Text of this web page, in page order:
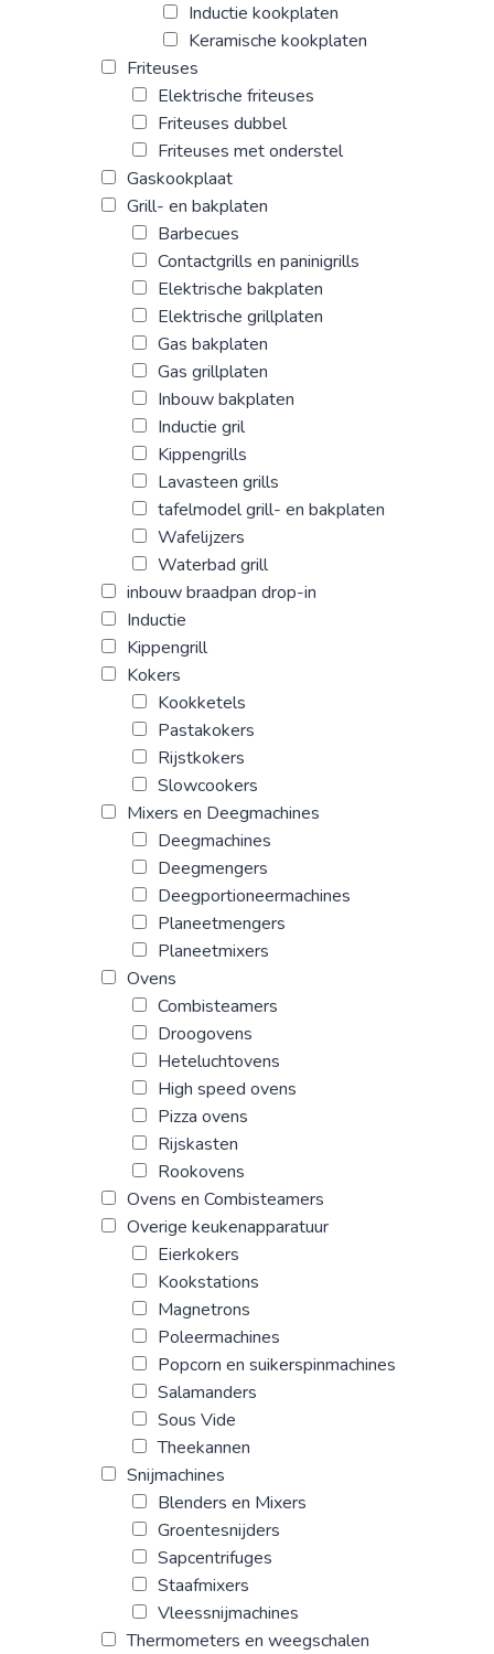
Inductie kookplaten
Keramische kookplaten
Friteuses
Elektrische friteuses
Friteuses dubbel
Friteuses met onderstel
Gaskookplaat
Grill- en bakplaten
Barbecues
Contactgrills en paninigrills
Elektrische bakplaten
Elektrische grillplaten
Gas bakplaten
Gas grillplaten
Inbouw bakplaten
Inductie gril
Kippengrills
Lavasteen grills
tafelmodel grill- en bakplaten
Wafelijzers
Waterbad grill
inbouw braadpan drop-in
Inductie
Kippengrill
Kokers
Kookketels
Pastakokers
Rijstkokers
Slowcookers
Mixers en Deegmachines
Deegmachines
Deegmengers
Deegportioneermachines
Planeetmengers
Planeetmixers
Ovens
Combisteamers
Droogovens
Heteluchtovens
High speed ovens
Pizza ovens
Rijskasten
Rookovens
Ovens en Combisteamers
Overige keukenapparatuur
Eierkokers
Kookstations
Magnetrons
Poleermachines
Popcorn en suikerspinmachines
Salamanders
Sous Vide
Theekannen
Snijmachines
Blenders en Mixers
Groentesnijders
Sapcentrifuges
Staafmixers
Vleessnijmachines
Thermometers en weegschalen